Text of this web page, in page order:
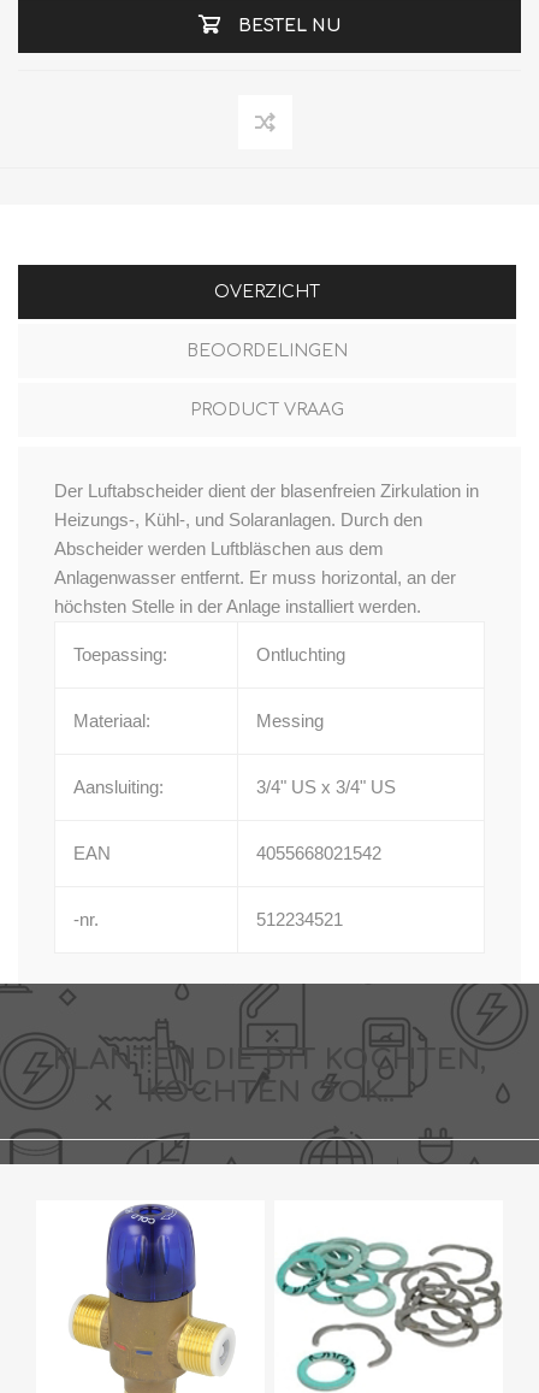
BESTEL NU
OVERZICHT
BEOORDELINGEN
PRODUCT VRAAG
Der Luftabscheider dient der blasenfreien Zirkulation in
Heizungs-, Kühl-, und Solaranlagen. Durch den
Abscheider werden Luftbläschen aus dem
Anlagenwasser entfernt. Er muss horizontal, an der
höchsten Stelle in der Anlage installiert werden.
Toepassing: Ontluchting
Materiaal: Messing
Aansluiting: 3/4" US x 3/4" US
EAN 4055668021542
-nr. 512234521
KLANTEN DIE DIT KOCHTEN,
KOCHTEN OOK..